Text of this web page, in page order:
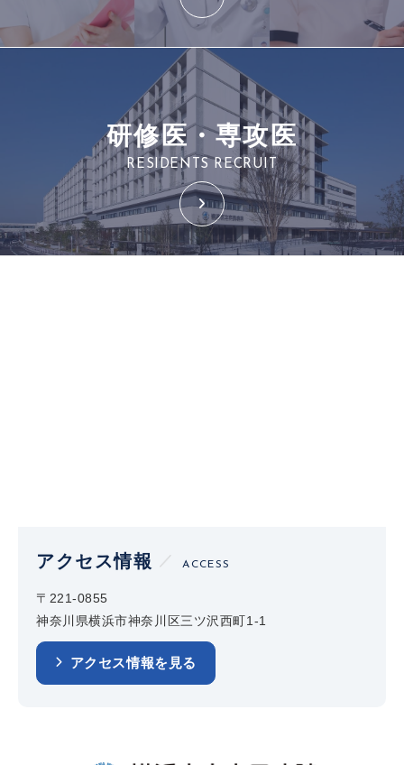
研修医・専攻医
RESIDENTS RECRUIT
アクセス情報 ACCESS
〒221-0855
神奈川県横浜市神奈川区三ツ沢西町1-1
アクセス情報を見る